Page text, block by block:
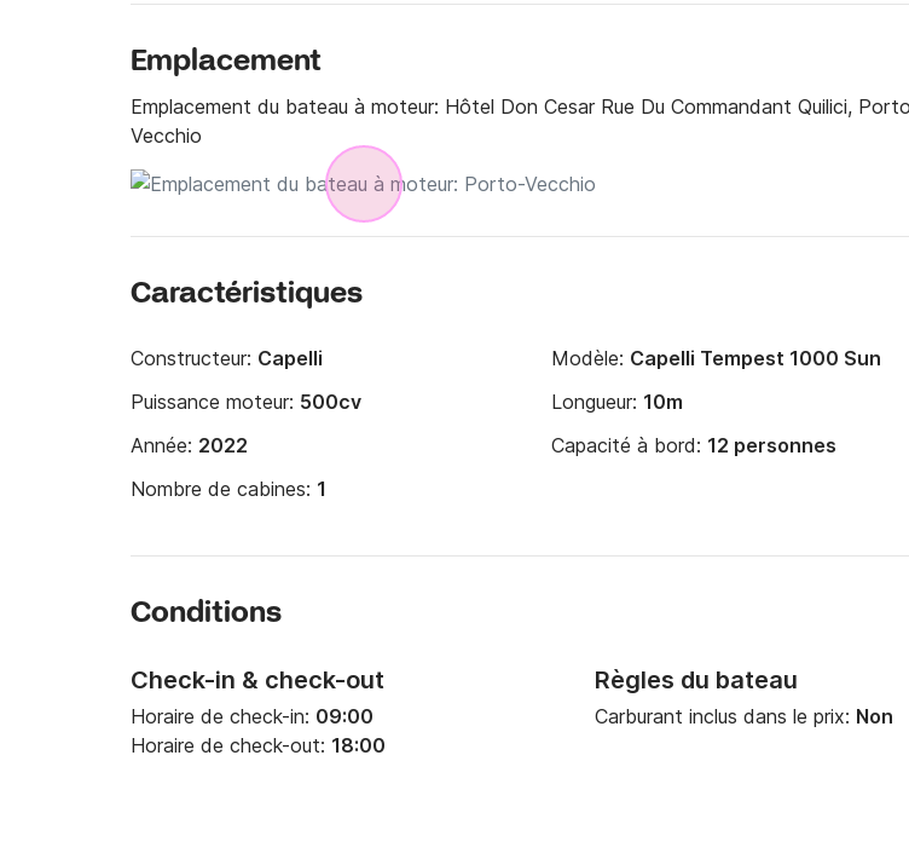
Emplacement
Emplacement du bateau à moteur: Hôtel Don Cesar Rue Du Commandant Quilici,
Vecchio
Caractéristiques
Constructeur: Capelli Modèle: Capelli Tempest 1000 Sun
Puissance moteur: 500cv Longueur: 10m
Année: 2022 Capacité à bord: 12 personnes
Nombre de cabines: 1
Conditions
Check-in & check-out
Horaire de check-in: 09:00
Horaire de check-out: 18:00
Règles du bateau
Carburant inclus dans le prix: Non